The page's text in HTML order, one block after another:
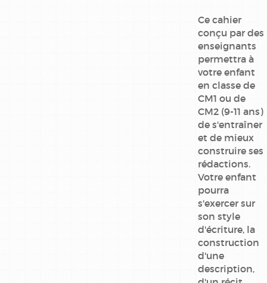
Ce cahier
conçu par des
enseignants
permettra à
votre enfant
en classe de
CM1 ou de
CM2 (9-11 ans)
de s'entraîner
et de mieux
construire ses
rédactions.
Votre enfant
pourra
s'exercer sur
son style
d'écriture, la
construction
d'une
description,